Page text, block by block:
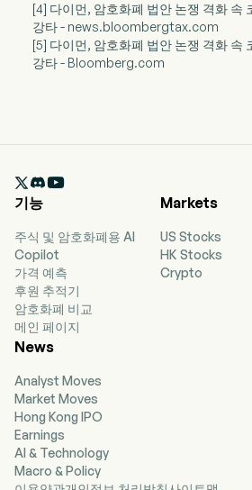
[4] 다이먼, 암호화폐 법안 논쟁 격화 속
강타 - news.bloombergtax.com
[5] 다이먼, 암호화폐 법안 논쟁 격화 속
강타 - Bloomberg.com

기능
주식 및 암호화폐용 AI
Copilot
가격 예측
후원 추적기
암호화폐 비교
메인 페이지
Markets
US Stocks
HK Stocks
Crypto
News
Analyst Moves
Market Moves
Hong Kong IPO
Earnings
AI & Technology
Macro & Policy